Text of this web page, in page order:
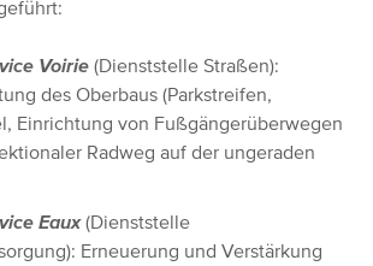
Voirie (Dienststelle Straßen):
des Oberbaus (Parkstreifen,
Einrichtung von Fußgängerüberwegen
Radweg auf der ungeraden
Eaux(Dienststelle
Erneuerung und Verstärkung